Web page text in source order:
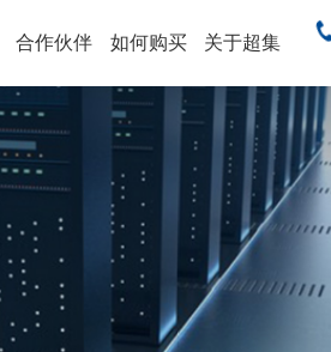
合作伙伴 如何购买 关于超集